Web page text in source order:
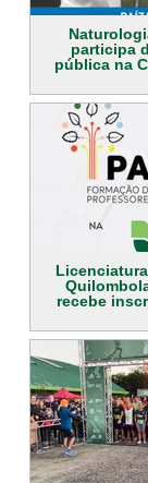
participa
pública na
recebe